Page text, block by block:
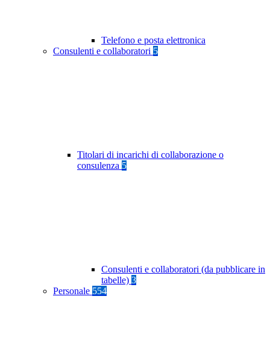
Telefono e posta elettronica
Consulenti e collaboratori 5
Titolari di incarichi di collaborazione o
consulenza 5
Consulenti e collaboratori (da pubblicare in
tabelle) 3
Personale 554